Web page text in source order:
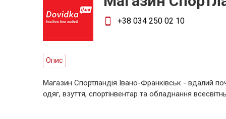
+38 034 250 02 10
Опис
Магазин Спортландія Івано-Франківськ - вдалий
одяг, взуття, спортінвентар та обладнання